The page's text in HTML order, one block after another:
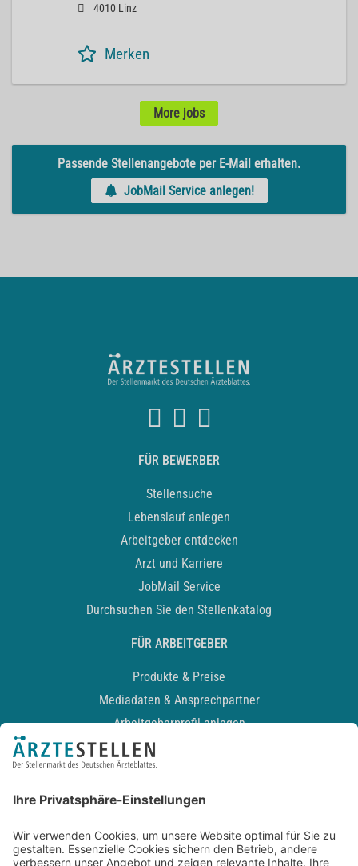
4010 Linz
Merken
More jobs
Passende Stellenangebote per E-Mail erhalten.
JobMail Service anlegen!
FÜR BEWERBER
Stellensuche
Lebenslauf anlegen
Arbeitgeber entdecken
Arzt und Karriere
JobMail Service
Durchsuchen Sie den Stellenkatalog
FÜR ARBEITGEBER
Produkte & Preise
Mediadaten & Ansprechpartner
Arbeitgeberprofil anlegen
Recruiting-Podcast
Kontakt
Datenschutz